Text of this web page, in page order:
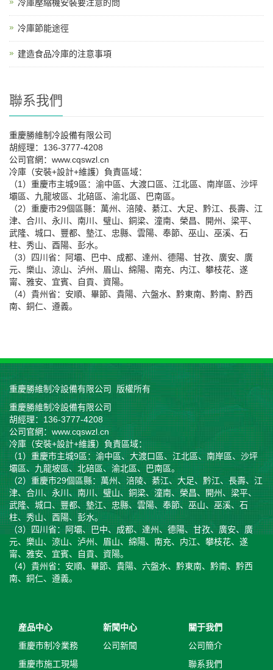
冷庫壓縮機安裝要注意的問
冷庫節能途徑
建造食品冷庫的注意事項
聯系我們
重慶勝維制冷設備有限公司
胡經理：136-3777-4208
公司官網：www.cqswzl.cn
冷庫（安裝+設計+維護）負責區域：
（1）重慶市主城9區：渝中區、大渡口區、江北區、南岸區、沙坪
壩區、九龍坡區、北碚區、渝北區、巴南區。
（2）重慶市29個區縣：萬州、涪陵、綦江、大足、黔江、長壽、江
津、合川、永川、南川、璧山、銅梁、潼南、榮昌、開州、梁平、
武隆、城口、豐都、墊江、忠縣、雲陽、奉節、巫山、巫溪、石
柱、秀山、酉陽、彭水。
（3）四川省：阿壩、巴中、成都、達州、德陽、甘孜、廣安、廣
元、樂山、涼山、泸州、眉山、綿陽、南充、内江、攀枝花、遂
甯、雅安、宜賓、自貢、資陽。
（4）貴州省：安順、畢節、貴陽、六盤水、黔東南、黔南、黔西
南、銅仁、遵義。
重慶勝維制冷設備有限公司 版權所有
重慶勝維制冷設備有限公司
胡經理：136-3777-4208
公司官網：www.cqswzl.cn
冷庫（安裝+設計+維護）負責區域：
（1）重慶市主城9區：渝中區、大渡口區、江北區、南岸區、沙坪
壩區、九龍坡區、北碚區、渝北區、巴南區。
（2）重慶市29個區縣：萬州、涪陵、綦江、大足、黔江、長壽、江
津、合川、永川、南川、璧山、銅梁、潼南、榮昌、開州、梁平、
武隆、城口、豐都、墊江、忠縣、雲陽、奉節、巫山、巫溪、石
柱、秀山、酉陽、彭水。
（3）四川省：阿壩、巴中、成都、達州、德陽、甘孜、廣安、廣
元、樂山、涼山、泸州、眉山、綿陽、南充、内江、攀枝花、遂
甯、雅安、宜賓、自貢、資陽。
（4）貴州省：安順、畢節、貴陽、六盤水、黔東南、黔南、黔西
南、銅仁、遵義。
産品中心
重慶市制冷業務
重慶市施工現場
新聞中心
公司新聞
關于我們
公司簡介
聯系我們